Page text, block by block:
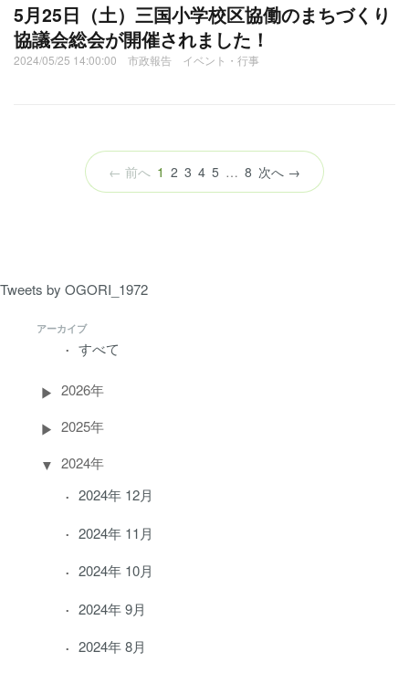
Tweets by OGORI_1972
アーカイブ
すべて
2026年
2025年
2024年
2024年 12月
2024年 11月
2024年 10月
2024年 9月
2024年 8月
5月25日（土）三国小学校区協働のまちづくり
協議会総会が開催されました！
2024/05/25 14:00:00 市政報告 イベント・行事
← 前へ 1 （こ
の
2 3 4 5 … 8 次へ →